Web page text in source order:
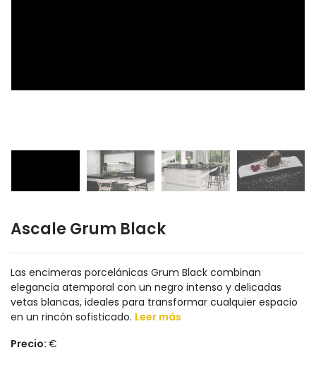
Ascale Grum Black
Las encimeras porcelánicas Grum Black combinan
elegancia atemporal con un negro intenso y delicadas
vetas blancas, ideales para transformar cualquier espacio
en un rincón sofisticado. Leer más
Precio: €